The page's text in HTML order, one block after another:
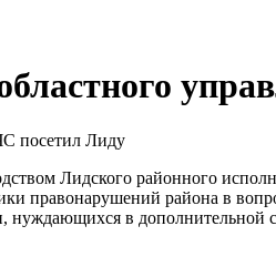
Лидского районного
правонарушений района в
нуждающихся в дополнительной